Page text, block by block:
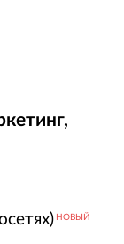
НОВЫЙ